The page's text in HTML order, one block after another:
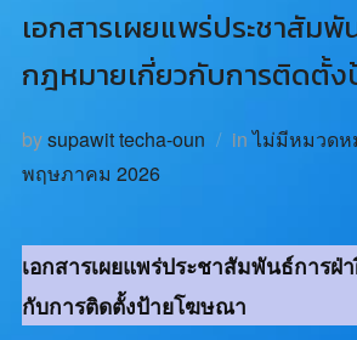
เอกสารเผยแพร่ประชาสัม
กฎหมายเกี่ยวกับการติดตั้
bysupawit techa-oun inไม่มีหมวดห
พฤษภาคม 2026
เอกสารเผยแพร่ประชาสัมพันธ์การฝ่
กับการติดตั้งป้ายโฆษณา